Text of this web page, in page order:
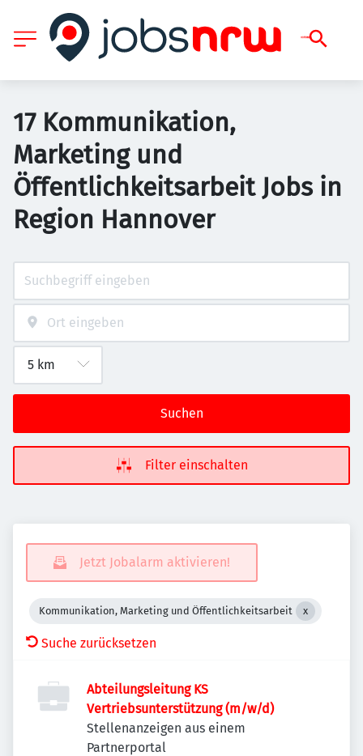
17 Kommunikation,
Marketing und
Öffentlichkeitsarbeit Jobs in
Region Hannover
Suchen
Filter einschalten
Jetzt Jobalarm aktivieren!
Kommunikation, Marketing und Öffentlichkeitsarbeit
Suche zurücksetzen
Abteilungsleitung KS
Vertriebsunterstützung (m/w/d)
Stellenanzeigen aus einem
Partnerportal